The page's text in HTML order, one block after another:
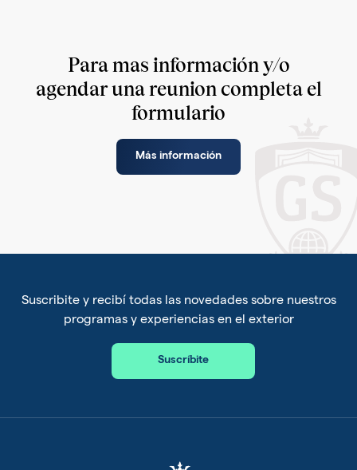
Para mas información y/o
agendar una reunion completa el
formulario
Más información
Suscribite y recibí todas las novedades sobre nuestros
programas y experiencias en el exterior
Suscríbite